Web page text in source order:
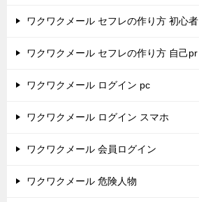
ワクワクメール セフレの作り方 初心者
ワクワクメール セフレの作り方 自己pr
ワクワクメール ログイン pc
ワクワクメール ログイン スマホ
ワクワクメール 会員ログイン
ワクワクメール 危険人物